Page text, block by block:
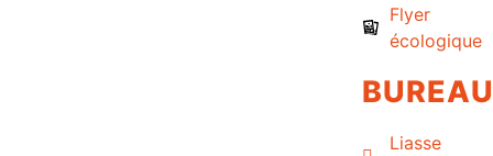
Flyer
écologique
BUREAU
Liasse